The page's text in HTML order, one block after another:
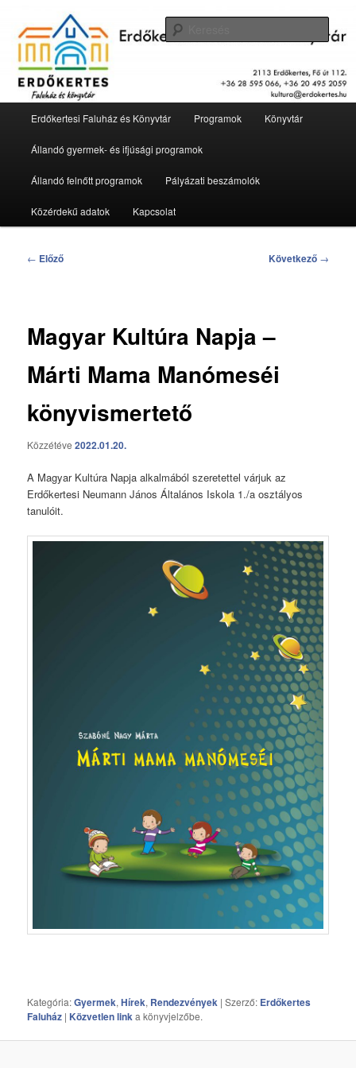
elsődleges
tartalomraErdőkertesi Faluház és Könyvtár
Erdőkertesi Faluház és Könyvtár Programok Könyvtár
Állandó gyermek- és ifjúsági programok
Állandó felnőtt programok Pályázati beszámolók
Közérdekű adatok Kapcsolat
Bejegyzés
← Előző Következő →
Magyar Kultúra Napja –
Márti Mama Manómeséi
könyvismertető
Közzétéve2022.01.20.
A Magyar Kultúra Napja alkalmából szeretettel várjuk az
Erdőkertesi Neumann János Általános Iskola 1./a osztályos
tanulóit.
Kategória:Gyermek,Hírek, Rendezvények | Szerző: Erdőkertes
Faluház | Közvetlen linka könyvjelzőbe.